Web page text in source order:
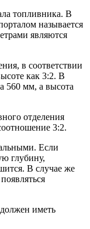
топливника. В
называется
являются
в соответствии
как 3:2. В
560 мм, а высота
отделения
3:2.
Если
глубину,
В случае же
иметь